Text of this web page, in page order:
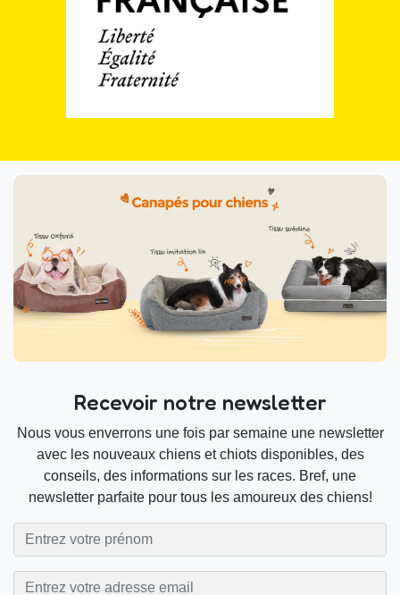
Recevoir notre newsletter
Nous vous enverrons une fois par semaine une newsletter
avec les nouveaux chiens et chiots disponibles, des
conseils, des informations sur les races. Bref, une
newsletter parfaite pour tous les amoureux des chiens!